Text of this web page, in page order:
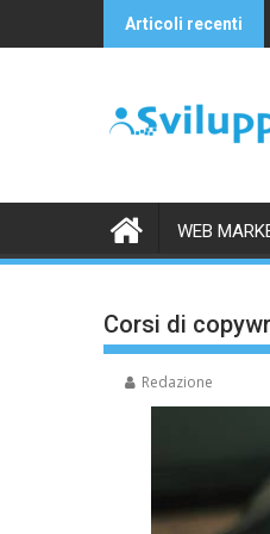
to
Articoli recenti
WEB
Corsi di
Redazione